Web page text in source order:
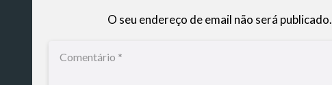
O seu endereço de email não será publicado.